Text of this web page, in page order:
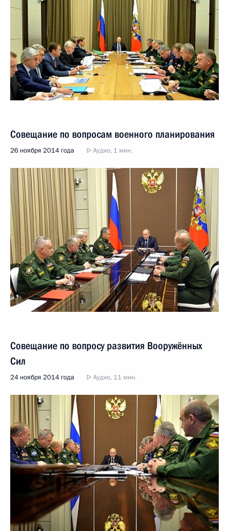
Совещание по вопросам военного планирования
26 ноября 2014 года Аудио, 1 мин.
Совещание по вопросу развития Вооружённых
Сил
24 ноября 2014 года Аудио, 11 мин.